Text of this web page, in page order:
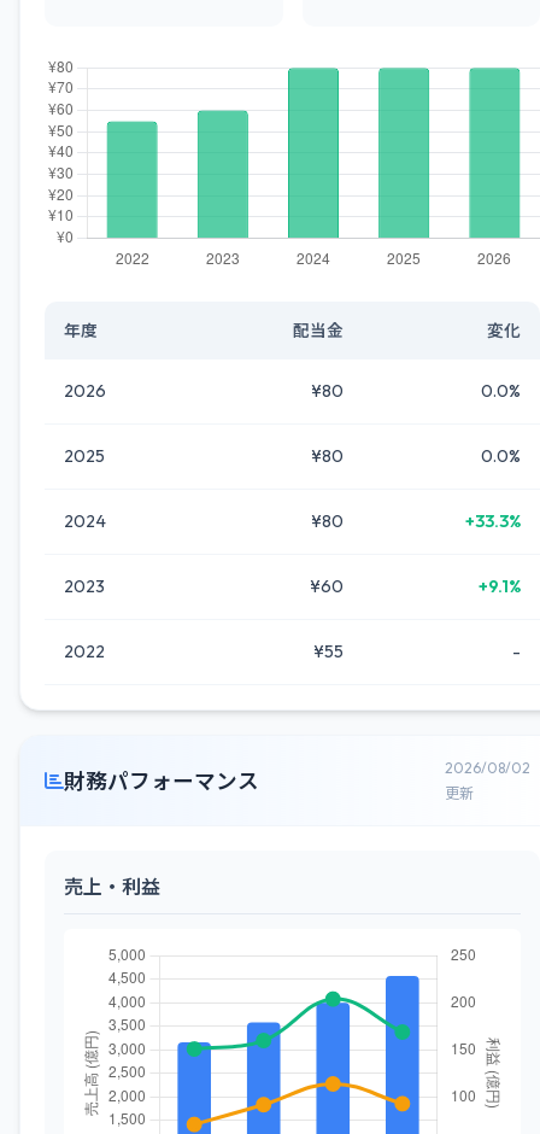
年度 配当金 変化
2026 ¥80 0.0%
2025 ¥80 0.0%
2024 ¥80 +33.3%
2023 ¥60 +9.1%
2022 ¥55 -
財務パフォーマンス
2026/08/02
更新
売上・利益